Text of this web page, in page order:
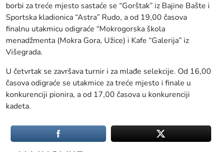
borbi za treće mjesto sastaće se “Gorštak” iz Bajine Bašte i
Sportska kladionica “Astra” Rudo, a od 19,00 časova
finalnu utakmicu odigraće “Mokrogorska škola
menadžmenta (Mokra Gora, Užice) i Kafe “Galerija” iz
Višegrada.
U četvrtak se završava turnir i za mlađe selekcije. Od 16,00
časova odigraće se utakmice za treće mjesto i finale u
konkurenciji pionira, a od 17,00 časova u konkurenciji
kadeta.